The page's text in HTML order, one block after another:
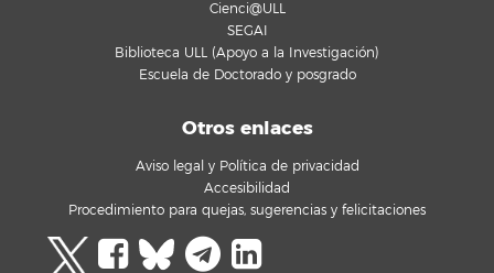
Cienci@ULL
SEGAI
Biblioteca ULL (Apoyo a la Investigación)
Escuela de Doctorado y posgrado
Otros enlaces
Aviso legal y Política de privacidad
Accesibilidad
Procedimiento para quejas, sugerencias y felicitaciones